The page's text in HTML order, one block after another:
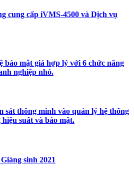
cung cấp iVMS-4500 và Dịch vụ
bảo mật giá hợp lý với 6 chức năng
nghiệp nhỏ.
sát thông minh vào quản lý hệ thống
suất và bảo mật.
sinh 2021